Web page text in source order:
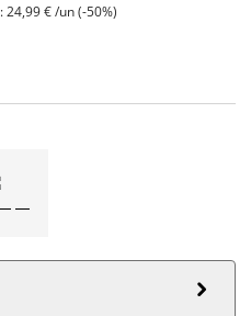
€ /un (-50%)
